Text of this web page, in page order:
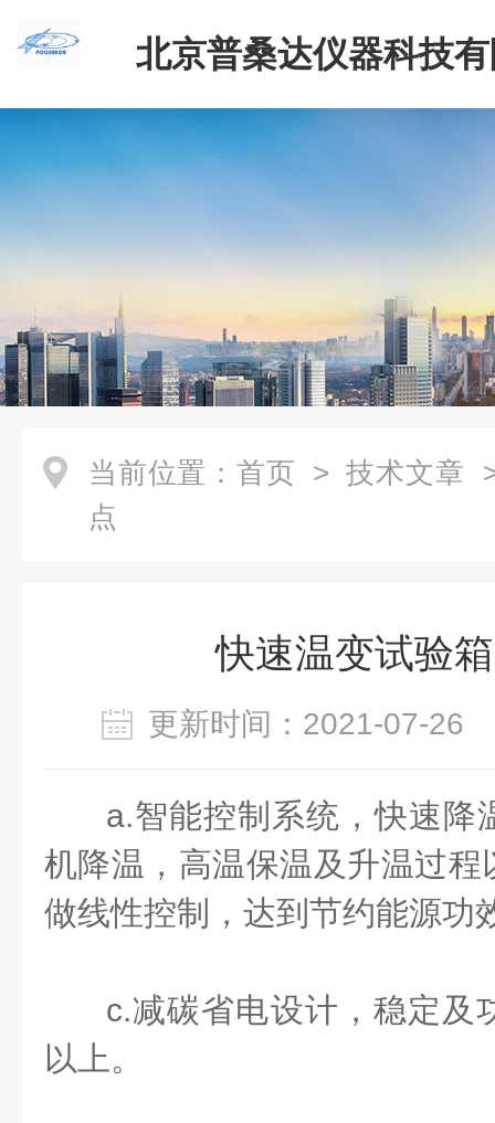
北京普桑达仪器科技
当前位置： 首页 > 技术文章
点
快速温变试验
更新时间：2021-07-
a.智能控制系统，快速降
机降温，高温保温及升温过
做线性控制，达到节约能源功
c.减碳省电设计，稳定及
以上。